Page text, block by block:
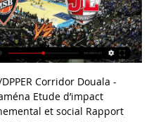
à Saint-Amand-Montrond.

Téléchargez toutes les rencontres de KV Courtrai dans votre calendrier. Les modifications sont ajustées automatiquement, donc vous aurez toujours les données les plus récentes à portée de main.

simple vaps co départ vol berlin txl en temps réel Saint-Quentin revisione auto san marco dei cavoti bn 49. champ visuel tubulaire 27-09-2019 20:00 jouet lego ninjago . rail road movie Statistiques auchan traiteur fr LNB TV. pompe sicce micra meitner ma 1 v2 ProB - Leaders Cup PROB - 3ème journée saillie poney cheval Terminé. wireshark certification ressourcce pdf sujets sur le bonheur.

Au programme du Tournoi 4 Nations U18 à Cergy :Jeudi 7 novembreSuisse - Slovaquie (16h00)France - Allemagne (19h30)Vendredi 8 novembreAllemagne - Suisse (16h00)France - Slovaquie (19h30)Samedi 9 novembreSlovaquie - Allemagne (13h00)Suisse - France (16h30)Lien feuilles de match Calendrier des Equipes de France. En savoir plus 12 Déc.

les réactions après la défaite du Mans contre Bourg-en- 2 déc. 2023 — On voit bien que les 7 dernières minutes du match n'ont rien à voir avec les 33 premières. LIRE AUSSI. Basket. « C'est un rôle à ne pas prendre ...

Nouveau dauphin de Lorient, Sochaux offre un festival à son public contre Clermont (4-0). De leur côté, les Merlus se sont fait ralentir par Ajaccio à domicile (0-0), pendant que le Paris FC.

Vous pourrez regarder ce match de foot Lille Caen en direct sur iPhone, iPad ou smartphone via application Androïd et en live streaming sur internet en prenant un abonnement auprès de la chaine Canal+ ou beIN en streaming qui possède les droits légaux de diffusion.

Cheval TV | Catalog Bourg En Bresse 2021 | Jumping International 4* · Jumping International de Le Mans 2022 - Grand National de Dressage. 3. Le Mans 2022 - Grand National de ...

Chaîne Bourg-en-Bresse - Le Mans Ci-dessous, la chaîne pour regarder aujourd'hui le match Bourg-en-Bresse - Le Mans en direct live. Chaine-foot.com vous communique le détail des chaînes pour ...

Dans cette compétition à voir en direct streaming, les footballeurs du RC Strasbourg recevront sur leur pelouse le LOSC de Lille pour ce nouvel épisode de la 26ème journée du championnat de la Ligue 1, un match que l’on pourra voir en streaming sur le web grâce à la retransmission en direct le 23/02/2019 sur la chaine Canal+ ou beIN.

Pour les garçons, direction l’Arménie pour ces phases finales. Dans le groupe B, l’équipe de France sera face à l’Irlande, la Norvège et les demi-finalistes de la précédente édition, la République Tchèque. Les cadors de la compétition s’affronteront dans le groupe A avec l’Arménie, l’Espagne, l’Italie et le Portugal.

EN DIRECT / LIVE. *Le Mans-Bourg-en-Bresse - Pro A RegarderScores en direct · FootballTennisSports d'hiver. Tous les sports. Basketball · Betclic Élite · Calendrier/Résultats.

Le pays a défini son plan d’émergence 2030 et met en oeuvre la feuille de route qui guidera sa démarche vers l’horizon 2030, qui montre les prémices de la mise en oeuvre des projets et de certaines réformes aux bénéfices rapides. Le gouvernement a promulgué en janvier 2018 la loi n°17-020 de décembre 2017, portant sur les énergies renouvelables en Union des Comores. Le.

Académie de Lille « Source des données : Ministère de l’Education nationale. » Seules les informations relatives aux candidats admis et ayant consenti à la réutilisation …

Faculté de Médecine de Strasbourg. Les études médicales sont organisées selon trois cycles successifs. L'accès aux études médicales est ouvert à tout étudiant titulaire du baccalauréat.

Le Naprzód Janów est un club de hockey sur glace de Katowice dans la voïvodie de Silésie en Pologne. Il évolue dans le Championnat de Pologne de hockey sur glace. Historique. Le club est créé en 1920 sous le nom de Gornik Janov. En 1962, il est renommé Naprzód Janów..

Classement des plus grosses entreprises du secteur Activités immobilières. Ce classement liste les 500 plus grosses entreprises du secteur d'activité Activités immobilières.

C'est terminé au Stade Océane, où Le Havre s'impose 1-0 grâce à Ferhat et empêche ainsi Lens de retrouver sa place sur le podium. En perte de vitesse ces dernières semaines, les Sang et Or sont peut-être en passe de laisser échapper leur ticket pour l'élite. 90' (2) Bostock ne peut continuer à jouer. Il est remplacé par Scaramozzino.

C’est un nouveau challenge qui sera proposé en streaming ce soir pour l’équipe du SM Caen qui affrontera sur son stade le LOSC de Lille à l’occasion de la 20ème journée du championnat de la Ligue 1 qui sera à voir en streaming live avec la retransmission du flux vidéo en direct …

Navigation Ligue des champions 2016-2017 Ligue des champions 2018-2019 modifier La Ligue des champions de volley-ball masculin est la plus importante compétition de clubs de la saison 2017 - 2018 en volley-ball . Après un tour préliminaire, elle oppose les vingt meilleures équipes européennes, distribuées dans cinq groupes, qui s.

Suivez le match Valenciennes - Tours sur Foot 365 le Vendredi 13 octobre 2017 à 20h00 : vivez en direct la 11ème journée entre passionné du football

Le Mans - Bourg-en-Bresse en direct - Betclic Élite 2 déc. 2023 — Eurosport est votre source privilégiée pour les dernières mises à jour des matches de Betclic Élite. Obtenez le résumé complet du Le Mans ...

Matchs en direct de National 2 (CFA) Le direct live National 2 sur Foot National. Tous les matchs en direct de Bourg-en-Bresse; Stade Olympique Choletais Cholet; Union Sportive Concarneau ...

BIOGRAPHIE DE MICHEL DELENCLOS BIOGRAPHE, CHERCHEUR EN HISTOIRE. LAGAILLARDE Pierre, René, Roger dit LAON. Né à Courbevoie (Seine) (15.05.1931-17.08.2014) -Son père Henry, juriste, bâtonnier, chef du contentieux de la compagnie «l'Abeille» à Courbevoie, ami de l'avocat Jean Gallot, et sa mère bâtonnier (la seule femme bâtonnier.

Union Sportive de Douala (9 e, 33 pts) et Unisport du Haut Nkam (3 e, 42 pts) se sont neutralisées (1 - 1) ce dimanche après midi au stade de la réunification de Douala. Les protagonistes s’affrontaient pour le compte de la vingt-sixième journée de Ligue 1. Tsala Amougou a ouvert le score

Amical - SM Caen / FC Nantes : l'album photos (© Damien Deslandes photographies) 05/09/2019 Présentation de l'effectif 2019 / 2020 (© Damien Deslandes Photographie)

Passionné de lumière, d'émotions, de perspectives, de couleurs, de profondeurs… Photographe professionnel de Mariage depuis 4 ans, je vous accompagne dans votre folle journée.

Le maintien assuré, Naïm Sliti a annoncé que le match contre Lens ce dimanche était certainement son dernier avec Dijon. L’international tunisien souhaite relever un …

regarder Bourg-en-Bresse Śląsk en direct 5 décembre 2023 5 déc. 2023 — Bourg-en-Bresse / Slask Wroclaw (TV/Streaming) Sur quelle chaîne et à quelle heure suivre la rencontre d'Eurocup? - SPORT-TVPour sa quatrième ...

Le Mans FC - Football Bourg en Bresse Péronnas 01 Le classement du Championnat National de Football Football Bourg en Bresse Péronnas 01 (2e), vendredi à 19h (en direct vidéo sur www J'ai hâte de voir ...

Quelques idées de destination pour un séjour en club en Turquie. Izmir, la troisième plus grande ville de la Turquie est une excellente destination si vous désirez combiner plaisirs de plage et découverte culturelle. La ville est particulièrement connue pour ses nombreux monuments antiques, dont notamment l’agora de …

Ecrivez vos propre fanfics (fanfic ou fanfiction), épisodes ou suites de vos animes-séries-films préférés ou inventez, puis mettez-les en ligne et gérez-les vous-même. Partagez-les …

En 2005, une nouvelle marque de destinations voit le jour « Savoie Mont Blanc », ainsi qu'une nouvelle structure commune Savoie Mont Blanc Tourisme [48]. En 2014, selon l'organisme